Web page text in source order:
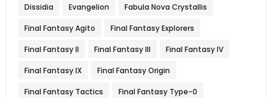
Dissidia Evangelion Fabula Nova Crystallis
Final Fantasy Agito Final Fantasy Explorers
Final Fantasy II Final Fantasy III Final Fantasy IV
Final Fantasy IX Final Fantasy Origin
Final Fantasy Tactics Final Fantasy Type-0